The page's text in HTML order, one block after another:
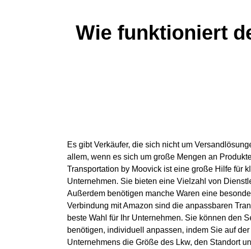
Wie funktioniert
Es gibt Verkäufer, die sich nicht um
allem, wenn es sich um große Mengen an
Transportation by Moovick ist eine große Hilfe für
Unternehmen. Sie bieten eine Vielzahl von
Außerdem benötigen manche Waren eine
Verbindung mit Amazon sind die anpassbaren
beste Wahl für Ihr Unternehmen. Sie können den
benötigen, individuell anpassen, indem Sie auf
Unternehmens die Größe des Lkw, den Standort